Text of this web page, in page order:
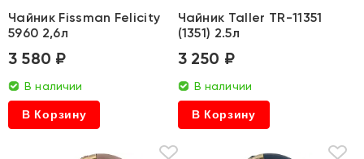
Чайник Fissman Felicity
5960 2,6л
3 580 ₽
В наличии
В Корзину
Чайник Taller TR-11351
(1351) 2.5л
3 250 ₽
В наличии
В Корзину